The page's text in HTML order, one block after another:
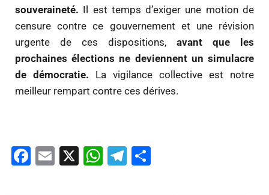
souveraineté. Il est temps d’exiger une motion de
censure contre ce gouvernement et une révision
urgente de ces dispositions, avant que les
prochaines élections ne deviennent un simulacre
de démocratie. La vigilance collective est notre
meilleur rempart contre ces dérives.
Facebook
Email
X WhatsApp
Telegram